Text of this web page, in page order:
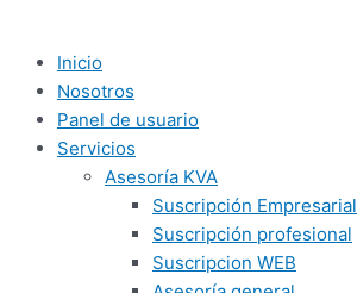
Inicio
Nosotros
Panel de usuario
Servicios
Asesoría KVA
Suscripción Empresarial
Suscripción profesional
Suscripcion WEB